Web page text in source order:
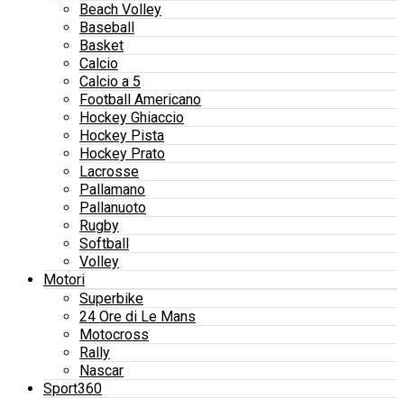
Beach Volley
Baseball
Basket
Calcio
Calcio a 5
Football Americano
Hockey Ghiaccio
Hockey Pista
Hockey Prato
Lacrosse
Pallamano
Pallanuoto
Rugby
Softball
Volley
Motori
Superbike
24 Ore di Le Mans
Motocross
Rally
Nascar
Sport360